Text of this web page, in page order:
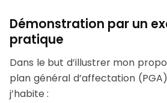
Démonstration par un
pratique
Dans le but d’illustrer mon
plan général d’affectation
j’habite :